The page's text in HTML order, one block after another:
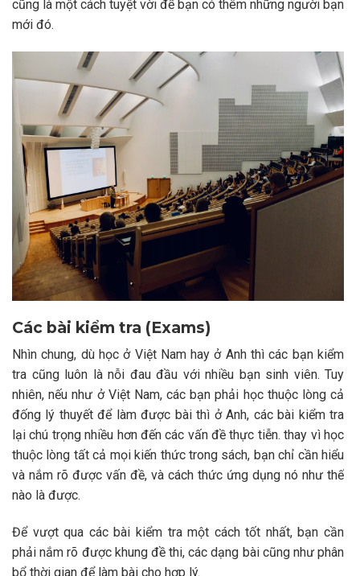
cũng là một cách tuyệt vời để bạn có thêm những người bạn
mới đó.
Các bài kiểm tra (Exams)
Nhìn chung, dù học ở Việt Nam hay ở Anh thì các bạn kiểm
tra cũng luôn là nỗi đau đầu với nhiều bạn sinh viên. Tuy
nhiên, nếu như ở Việt Nam, các bạn phải học thuộc lòng cả
đống lý thuyết để làm được bài thì ở Anh, các bài kiểm tra
lại chú trọng nhiều hơn đến các vấn đề thực tiễn. thay vì học
thuộc lòng tất cả mọi kiến thức trong sách, bạn chỉ cần hiểu
và nắm rõ được vấn đề, và cách thức ứng dụng nó như thế
nào là được.
Để vượt qua các bài kiểm tra một cách tốt nhất, bạn cần
phải nắm rõ được khung đề thi, các dạng bài cũng như phân
bổ thời gian để làm bài cho hợp lý.